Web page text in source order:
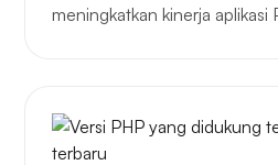
meningkatkan kinerja aplikasi